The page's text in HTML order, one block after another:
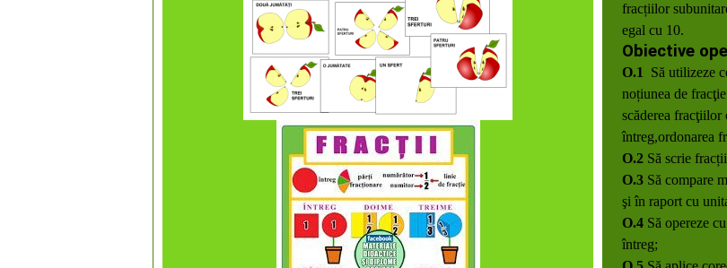
fracțiilor
egal cu 10.
Obiective
O.1
Să utilizeze
noțiunea de
scăderea
întreg,ordonarea
O.2 Să scrie
O.3 Să compare
şi în raport cu
O.4 Să opereze
întreg;